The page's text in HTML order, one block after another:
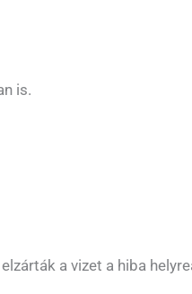
is.
a vizet a hiba